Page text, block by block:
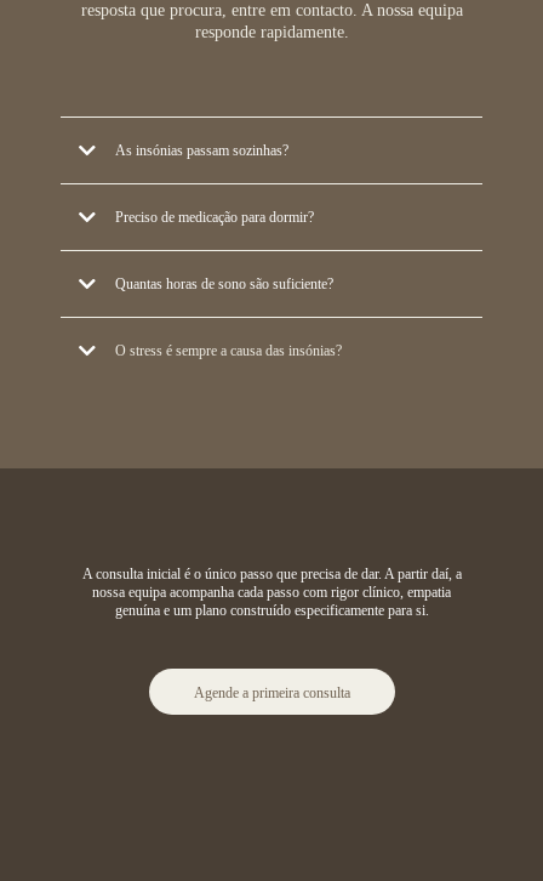
resposta que procura, entre em contacto. A nossa equipa
responde rapidamente.
As insónias passam sozinhas?
stress. As insónias crónicas, especialmente quando há um ciclo de
ansiedade em relação ao sono instalado, raramente resolvem sem
intervenção. Quanto mais tempo duram, mais difíceis são de tratar.
Preciso de medicação para dormir?
para insónias crónicas: alivia o sintoma sem tratar a causa e pode criar
dependência. A TCC-I tem eficácia superior à medicação a longo prazo,
sem efeitos secundários.
Quantas horas de sono são suficiente?
tanto quanto a quantidade. O indicador mais fiável não é o número de
O stress é sempre a causa das insónias?
A consulta inicial é o único passo que precisa de dar. A partir daí, a
nossa equipa acompanha cada passo com rigor clínico, empatia
genuína e um plano construído especificamente para si.
Agende a primeira consulta